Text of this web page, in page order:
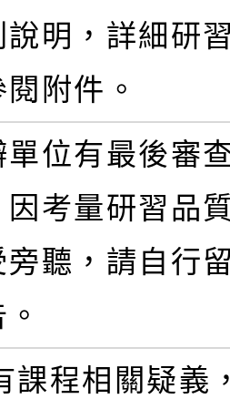
說明，詳細研
附件。
單位有最後審
因考量研習品
旁聽，請自行
課程相關疑義